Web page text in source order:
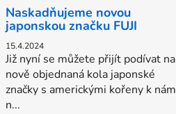
Naskadňujeme novou
japonskou značku FUJI
15.4.2024
Již nyní se můžete přijít podívat na
nově objednaná kola japonské
značky s americkými kořeny k nám
n...